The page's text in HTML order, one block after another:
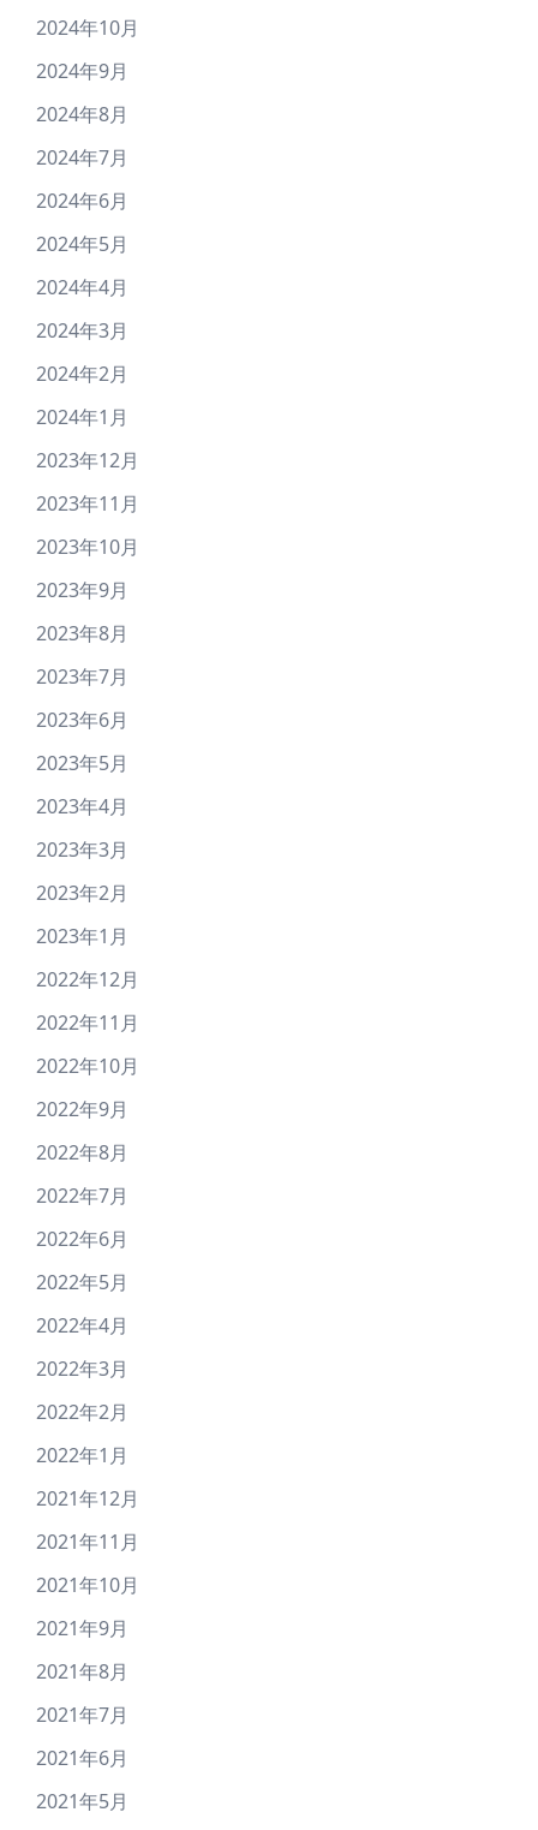
2024年10月
2024年9月
2024年8月
2024年7月
2024年6月
2024年5月
2024年4月
2024年3月
2024年2月
2024年1月
2023年12月
2023年11月
2023年10月
2023年9月
2023年8月
2023年7月
2023年6月
2023年5月
2023年4月
2023年3月
2023年2月
2023年1月
2022年12月
2022年11月
2022年10月
2022年9月
2022年8月
2022年7月
2022年6月
2022年5月
2022年4月
2022年3月
2022年2月
2022年1月
2021年12月
2021年11月
2021年10月
2021年9月
2021年8月
2021年7月
2021年6月
2021年5月